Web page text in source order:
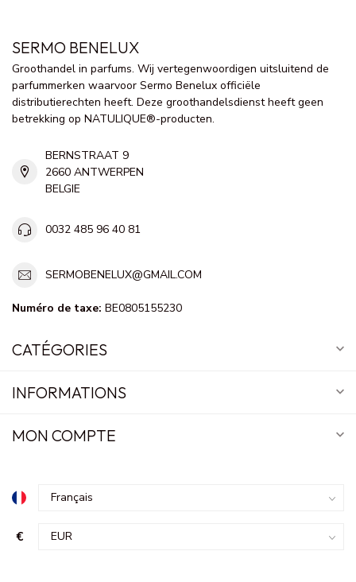
SERMO BENELUX
Groothandel in parfums. Wij vertegenwoordigen uitsluitend de
parfummerken waarvoor Sermo Benelux officiële
distributierechten heeft. Deze groothandelsdienst heeft geen
betrekking op NATULIQUE®-producten.
BERNSTRAAT 9
2660 ANTWERPEN
BELGIE
0032 485 96 40 81
SERMOBENELUX@GMAIL.COM
Numéro de taxe: BE0805155230
CATÉGORIES
INFORMATIONS
MON COMPTE
€